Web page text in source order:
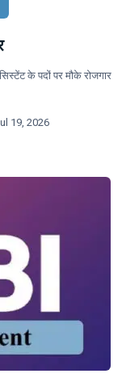
के पदों पर मौके रोजगार
19, 2026